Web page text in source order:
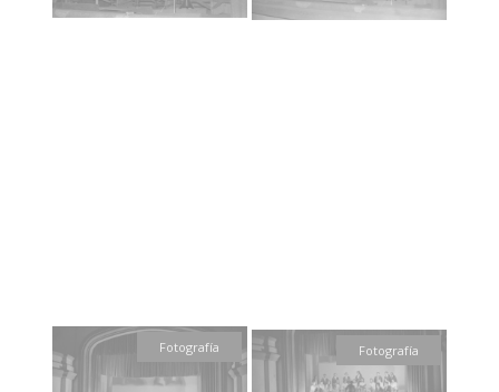
Fotografía Fotografía